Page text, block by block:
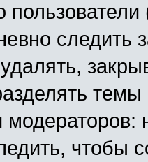
следить
чтобы